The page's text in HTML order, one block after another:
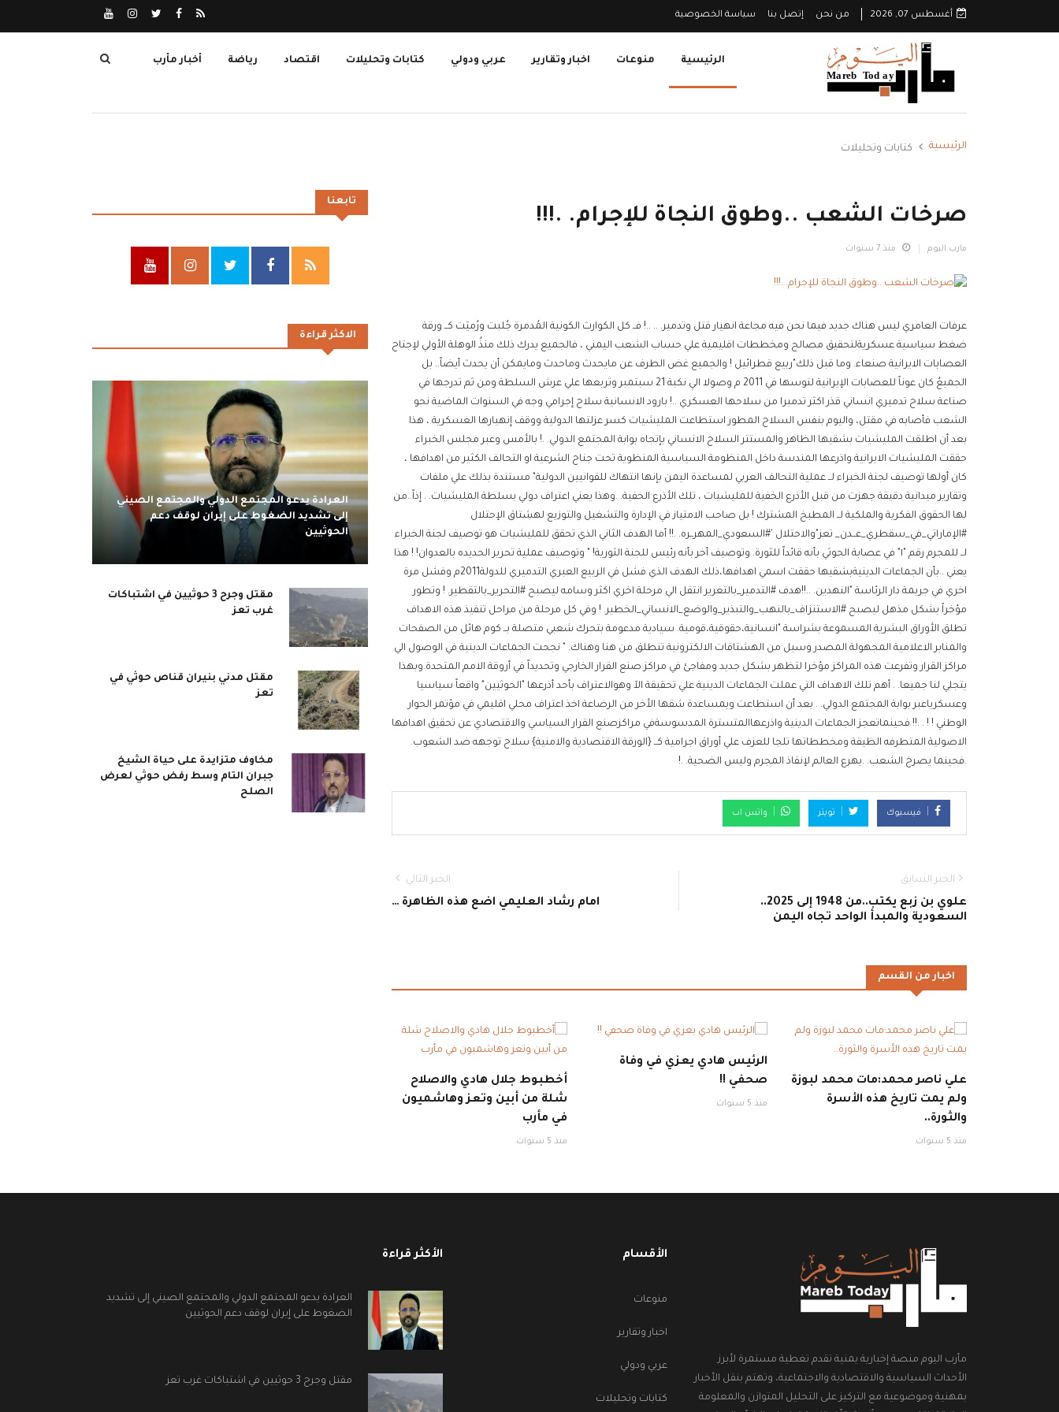
أغسطس 07, 2026 من نحن إتصل بنا سياسة الخصوصية
الرئيسية منوعات اخبار وتقارير عربي ودولي كتابات وتحليلات اقتصاد رياضة أخبار مأرب
الرئيسية كتابات وتحليلات
صرخات الشعب ..وطوق النجاة للإجرام. .!!!
مارب اليوم منذ 7 سنوات
عرفات العامري ليس هناك جديد فيما نحن فيه مجاعة انهيار قتل وتدمير. .. ..! فــ كل الكوارث الكونية المُدمرة جُلبت ورُميَت كــ ورقة
ضغط سياسية عسكريةلتحقيق مصالح ومخططات اقليمية علي حساب الشعب اليمني ، فالجميع يدرك ذلك منذُ الوهلة الأولي لإجتاح
العصابات الايرانية صنعاء. وما قبل ذلك"ربيع قطرائيل ! والجميع غض الطرف عن مايحدث وماحدث ومايمكن أن يحدث أيضاً.. بل
الجميعُ كان عوناً للعصابات الإيرانية لتوسها في 2011 م وصولا الي نكبة 21 سبتمبر وتربعها علي عرش السلطة ومن ثم تدرجها في
صناعة سلاح تدميري انساني قذر اكثر تدميرا من سلاحها العسكري ..! بارود الانسانية سلاح إجرامي وجه في السنوات الماضية نحو
الشعب فأصابه في مقتل، واليوم بنفس السلاح المطور استطاعت المليشيات كسر عزلتها الدولية ووقف إنهيارها العسكرية ، هذا
بعد أن اطلقت المليشيات بشقيها الظاهر والمستتر السلاح الانساني بإتجاه بوابة المجتمع الدولي. .! بالأمس وعبر مجلس الخبراء
حققت المليشيات الايرانية واذرعها المندسة داخل المنظومة السياسية المنظوية تحت جناح الشرعية او التحالف الكثير من اهدافها ،
كان أولها توصيف لجنة الخبراء لــ عملية التحالف العربي لمساعدة اليمن بإنها انتهاك للقوانيين الدولية" مستندة بذلك علي ملفات
وتقارير ميدانية دقيقة جهزت من قبل الأذرع الخفية للمليشيات ، تلك الأذرع الخفية. .وهذا يعني اعتراف دولي بسلطة المليشيات. . إذاً..من
لها الحقوق الفكرية والملكية لــ المطبخ المشترك ! بل صاحب الامتياز في الإدارة والتشغيل والتوزيع لهشتاق الإحتلال
#الإماراتي_في_سقطري_عــدن_ تعز"والاحتلال '#السعودي_المهرــره. .!! أما الهدف الثاني الذي تحقق للمليشيات هو توصيف لجنة الخبراء
لــ للمجرم رقم "١" في عصابة الحوثي بأنه قائداً للثورة. وتوصيف أخر بأنه رئيس للجنة الثورية! " وتوصيف عملية تحرير الحديده بالعدوان! ! هذا
يعني ..بأن الجماعات الدينيةبشقيها حققت اسمي اهدافها،ذلك الهدف الذي فشل في الربيع العبري التدميري للدولة2011م وفشل مرة
اخري في جريمة دار الرئاسة "النهدين. ..!!هدف #التدمير_بالتغرير انتقل الي مرحلة اخري اكثر وسامه ليصبح #التحرير_بالتقطير. ! وتطور
مؤخراً بشكل مذهل ليصبح #الاستنزاف_بالنهب_والتبذير_والوضع_الانساني_الخطير. ! وفي كل مرحلة من مراحل تنفيذ هذه الاهداف
تطلق الأوراق البشرية المسموعة بشراسة "انسانية،حقوقية،قومية. سيادية مدعومة بتحرك شعبي متصلة بــ كوم هائل من الصفحات
والمنابر الاعلامية المجهولة المصدر وسيل من الهشتاقات الالكترونية تنطلق من هنا وهناك. " نجحت الجماعات الدينية في الوصول الي
مراكز القرار وتفرعت هذه المراكز مؤخرا لتظهر بشكل جديد ومفاجئ في مراكز صنع القرار الخارجي وتحديداً في أروقة الامم المتحدة.وبهذا
يتجلي لنا جميعا. . أهم تلك الاهداف التي عملت الجماعات الدينية علي تحقيقة الآ وهوالاعتراف بأحد أذرعها "الحوثيين" واقعاً سياسيا
وعسكرياعبر بوابة المجتمع الدولي. . بعد أن استطاعت وبمساعدة شقها الأخر من الرضاعة اخذ اعتراف محلي اقليمي في مؤتمر الحوار
الوطني ! ! . .!! فحينماتعجز الجماعات الدينية واذرعهاالمتسترة المدسوسةفي مراكزصنع القرار السياسي والاقتصادي عن تحقيق اهدافها
الاصولية المتطرفه الظيقة ومخططاتها تلجا للعزف علي أوراق اجرامية كــ {الورقة الاقتصادية والامنية} سلاح توجهه ضد الشعوب.
.فحينما يصرخ الشعب. .يهرع العالم لإنقاذ المجرم وليس الضحية. .!
فيسبوك تويتر واتس اب
الخبر السابق
علوي بن زبع يكتب..من 1948 إلى 2025..
السعودية والمبدأ الواحد تجاه اليمن
الخبر التالي
امام رشاد العليمي اضع هذه الظاهرة …
اخبار من القسم
علي ناصر محمد:مات محمد لبوزة
ولم يمت تاريخ هذه الأسرة
والثورة..
منذ 5 سنوات
الرئيس هادي يعزي في وفاة
صحفي !!
منذ 5 سنوات
أخطبوط جلال هادي والاصلاح
شلة من أبين وتعز وهاشميون
في مأرب
منذ 5 سنوات
تابعنا
الاكثر قراءة
العرادة يدعو المجتمع الدولي والمجتمع الصيني
إلى تشديد الضغوط على إيران لوقف دعم
الحوثيين
مقتل وجرح 3 حوثيين في اشتباكات
غرب تعز
مقتل مدني بنيران قناص حوثي في
تعز
مخاوف متزايدة على حياة الشيخ
جبران التام وسط رفض حوثي لعرض
الصلح
مأرب اليوم منصة إخبارية يمنية تقدم تغطية مستمرة لأبرز
الأحداث السياسية والاقتصادية والاجتماعية، وتهتم بنقل الأخبار
بمهنية وموضوعية مع التركيز على التحليل المتوازن والمعلومة
الأقسام
منوعات
اخبار وتقارير
عربي ودولي
كتابات وتحليلات
الأكثر قراءة
العرادة يدعو المجتمع الدولي والمجتمع الصيني إلى تشديد
الضغوط على إيران لوقف دعم الحوثيين
مقتل وجرح 3 حوثيين في اشتباكات غرب تعز